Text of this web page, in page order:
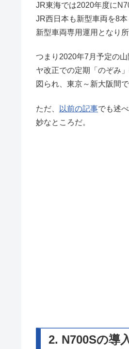
JR東海では2020年度に
JR西日本も新型車両を8
新型車両専用運用となり
つまり2020年7月予定の
ヤ改正での定期「のぞみ
図られ、東京～新大阪間
ただ、 以前の記事でも述
妙なところだ。
2. N700Sの導